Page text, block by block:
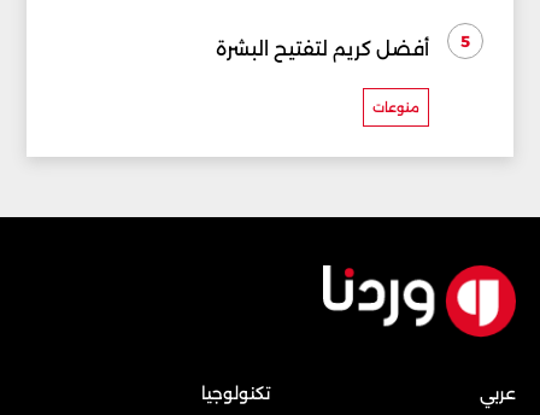
5 أفضل كريم لتفتيح البشرة
منوعات
عربي
تكنولوجيا